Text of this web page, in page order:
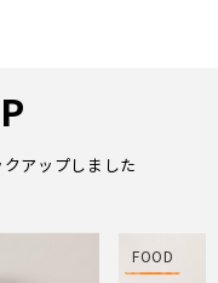
アップしました